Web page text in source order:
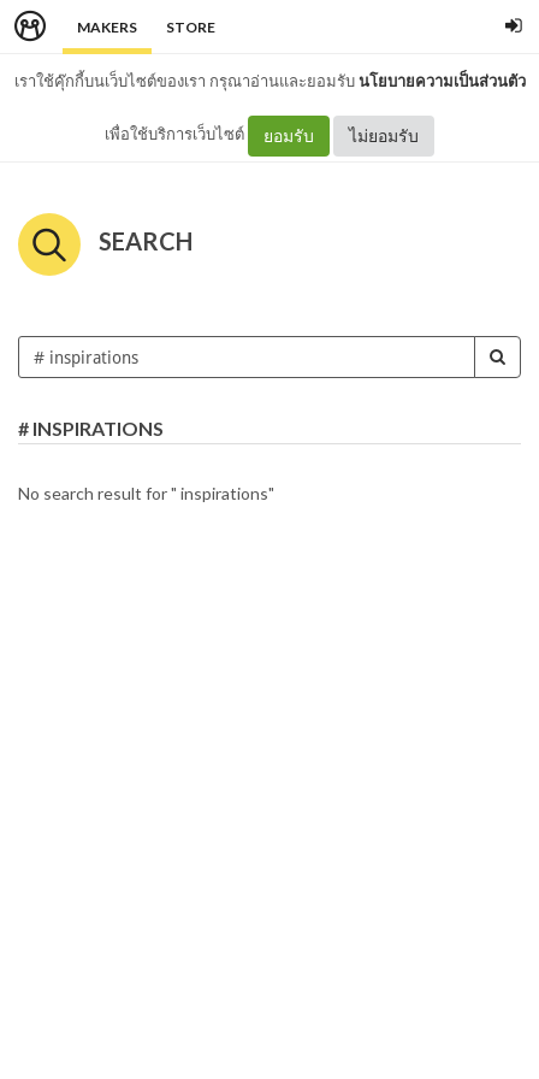
MAKERS STORE
เราใช้คุ๊กกี้บนเว็บไซต์ของเรา กรุณาอ่านและยอมรับนโยบายความเป็นส่วนตัว
เพื่อใช้บริการเว็บไซต์ ยอมรับ ไม่ยอมรับ
SEARCH
# INSPIRATIONS
No search result for " inspirations"